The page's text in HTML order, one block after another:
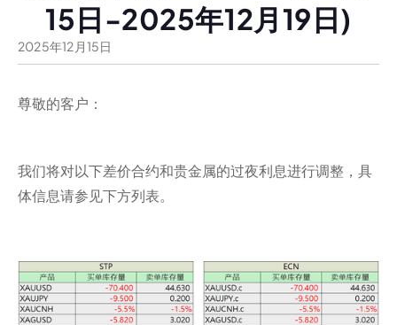
15日-2025年12月19日)
2025年12 月15日
尊敬的客户：
我们将对以下差价合约和贵金属的过夜利息进行调整，具
体信息请参见下方列表。